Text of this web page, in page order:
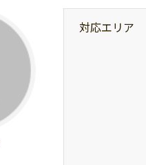
対応エリア